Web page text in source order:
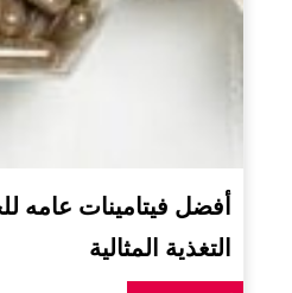
أفضل فيتامينات
التغذية المثالية